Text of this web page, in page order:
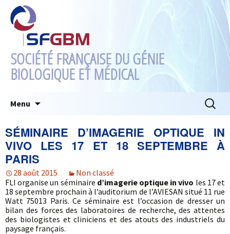
SOCIÉTÉ FRANÇAISE DU GÉNIE
BIOLOGIQUE ET MÉDICAL
Menu
SÉMINAIRE D’IMAGERIE OPTIQUE IN
VIVO LES 17 ET 18 SEPTEMBRE À
PARIS
28 août 2015
Non classé
FLI organise un séminaire d’imagerie optique in vivo les 17 et
18 septembre prochain à l’auditorium de l’AVIESAN situé 11 rue
Watt 75013 Paris. Ce séminaire est l’occasion de dresser un
bilan des forces des laboratoires de recherche, des attentes
des biologistes et cliniciens et des atouts des industriels du
paysage français.